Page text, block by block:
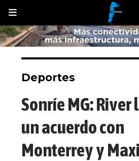
Sonríe MG: River
un acuerdo con
Monterrey y
Deportes